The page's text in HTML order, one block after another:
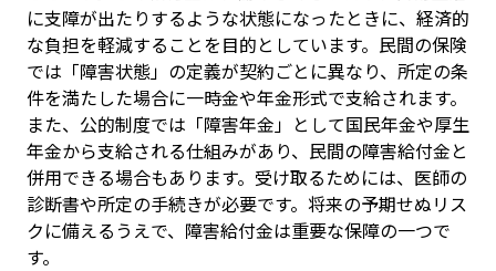
に支障が出たりするような状態になったときに、経済的
な負担を軽減することを目的としています。民間の保険
では「障害状態」の定義が契約ごとに異なり、所定の条
件を満たした場合に一時金や年金形式で支給されます。
また、公的制度では「障害年金」として国民年金や厚生
年金から支給される仕組みがあり、民間の障害給付金と
併用できる場合もあります。受け取るためには、医師の
診断書や所定の手続きが必要です。将来の予期せぬリス
クに備えるうえで、障害給付金は重要な保障の一つで
す。